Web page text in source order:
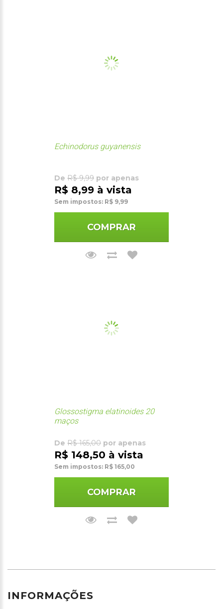
Echinodorus guyanensis
De R$ 9,99 por apenas
R$ 8,99 à vista
Sem impostos: R$ 9,99
COMPRAR
Glossostigma elatinoides 20
maços
De R$ 165,00 por apenas
R$ 148,50 à vista
Sem impostos: R$ 165,00
COMPRAR
INFORMAÇÕES